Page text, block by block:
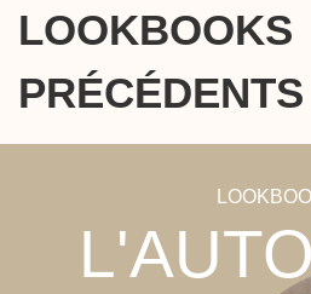
LOOKBOOKS
PRÉCÉDENTS